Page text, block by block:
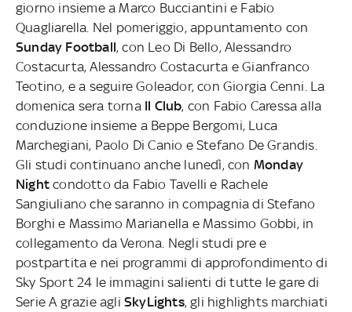
giorno insieme a Marco Bucciantini e Fabio
Quagliarella. Nel pomeriggio, appuntamento con
Sunday Football, con Leo Di Bello, Alessandro
Costacurta, Alessandro Costacurta e Gianfranco
Teotino, e a seguire Goleador, con Giorgia Cenni. La
domenica sera torna Il Club, con Fabio Caressa alla
conduzione insieme a Beppe Bergomi, Luca
Marchegiani, Paolo Di Canio e Stefano De Grandis.
Gli studi continuano anche lunedì, con Monday
Night condotto da Fabio Tavelli e Rachele
Sangiuliano che saranno in compagnia di Stefano
Borghi e Massimo Marianella e Massimo Gobbi, in
collegamento da Verona. Negli studi pre e
postpartita e nei programmi di approfondimento di
Sky Sport 24 le immagini salienti di tutte le gare di
Serie A grazie agli SkyLights, gli highlights marchiati